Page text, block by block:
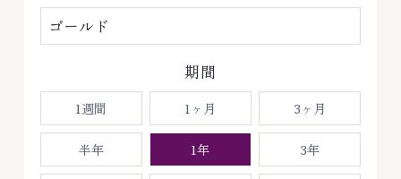
期間
1週間 1ヶ月 3ヶ月
半年 1年 3年